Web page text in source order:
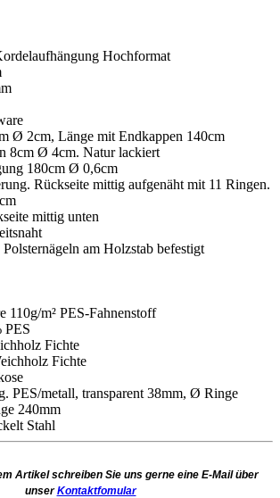
Hochformat
Ø 2cm, Länge mit Endkappen 140cm
8cm Ø 4cm. Natur lackiert
180cm Ø 0,6cm
Rückseite mittig aufgenäht mit 11 Ringen.
mittig unten
am Holzstab befestigt
110g/m² PES-Fahnenstoff
PES
Fichte
Fichte
PES/metall, transparent 38mm, Ø Ringe
240mm
Stahl
Artikel schreiben Sie uns gerne eine E-Mail über
unserKontaktfomular